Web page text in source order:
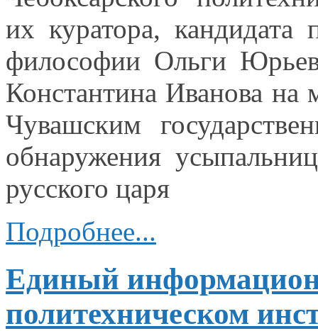
их куратора, кандидата
философии Ольги
Константина Иванова на
Чувашским
обнаружения
русского царя
Подробнее...
Единый
политехническом